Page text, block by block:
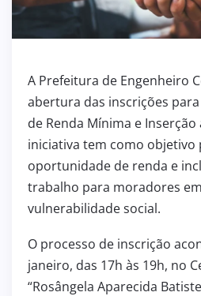
A Prefeitura de Engenheiro
abertura das inscrições para
de Renda Mínima e Inserção
iniciativa tem como
oportunidade de renda e
trabalho para moradores
vulnerabilidade social.
O processo de inscrição
janeiro, das 17h às 19h, no
“Rosângela Aparecida